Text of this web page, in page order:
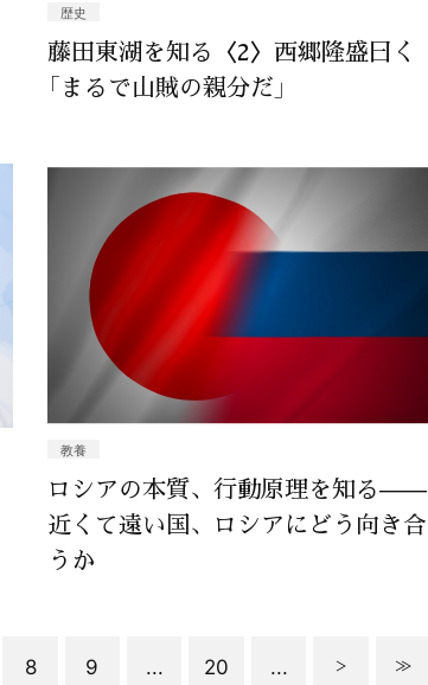
歴史
藤田東湖を知る〈2〉西郷隆盛曰く
「まるで山賊の親分だ」
教養
ロシアの本質、行動原理を知る——
近くて遠い国、ロシアにどう向き合
うか
8 9 ... 20 ...